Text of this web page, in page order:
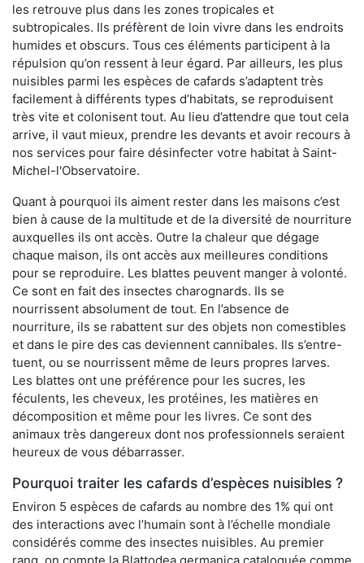
les retrouve plus dans les zones tropicales et
subtropicales. Ils préfèrent de loin vivre dans les endroits
humides et obscurs. Tous ces éléments participent à la
répulsion qu’on ressent à leur égard. Par ailleurs, les plus
nuisibles parmi les espèces de cafards s’adaptent très
facilement à différents types d’habitats, se reproduisent
très vite et colonisent tout. Au lieu d’attendre que tout cela
arrive, il vaut mieux, prendre les devants et avoir recours à
nos services pour faire désinfecter votre habitat à Saint-
Michel-l'Observatoire.
Quant à pourquoi ils aiment rester dans les maisons c’est
bien à cause de la multitude et de la diversité de nourriture
auxquelles ils ont accès. Outre la chaleur que dégage
chaque maison, ils ont accès aux meilleures conditions
pour se reproduire. Les blattes peuvent manger à volonté.
Ce sont en fait des insectes charognards. Ils se
nourrissent absolument de tout. En l’absence de
nourriture, ils se rabattent sur des objets non comestibles
et dans le pire des cas deviennent cannibales. Ils s’entre-
tuent, ou se nourrissent même de leurs propres larves.
Les blattes ont une préférence pour les sucres, les
féculents, les cheveux, les protéines, les matières en
décomposition et même pour les livres. Ce sont des
animaux très dangereux dont nos professionnels seraient
heureux de vous débarrasser.
Pourquoi traiter les cafards d’espèces nuisibles ?
Environ 5 espèces de cafards au nombre des 1% qui ont
des interactions avec l’humain sont à l’échelle mondiale
considérés comme des insectes nuisibles. Au premier